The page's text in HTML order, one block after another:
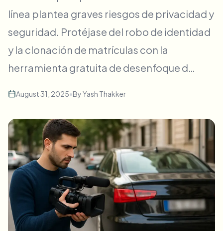
Cambio de cara - Video
Inteligencia de video
Procesa muchos vídeos de una vez
Desenfoque masivo de rostros
Pipelines de alto rendimiento
Zonas empresariales, políticas y revisión
API & SDK
Inteligencia de video
Eliminación de fondo en masa
línea plantea graves riesgos de privacidad y
seguridad. Protéjase del robo de identidad
y la clonación de matrículas con la
herramienta gratuita de desenfoque d…
August 31, 2025•ByYash Thakker